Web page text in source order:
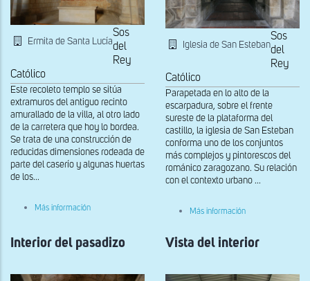
Ermita de Santa Lucía
Sos
del
Rey
Católico
Este recoleto templo se sitúa
extramuros del antiguo recinto
amurallado de la villa, al otro lado
de la carretera que hoy lo bordea.
Se trata de una construcción de
reducidas dimensiones rodeada de
parte del caserío y algunas huertas
de los...
Más información
interior
Iglesia de San Esteban
Sos
del
Rey
Católico
Parapetada en lo alto de la
escarpadura, sobre el frente
sureste de la plataforma del
castillo, la iglesia de San Esteban
conforma uno de los conjuntos
más complejos y pintorescos del
románico zaragozano. Su relación
con el contexto urbano ...
Más información
Interior del pasadizo Vista del interior